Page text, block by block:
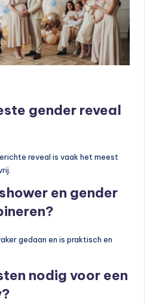
gender reveal
reveal is vaak het meest
en gender
gedaan en is praktisch en
nodig voor een